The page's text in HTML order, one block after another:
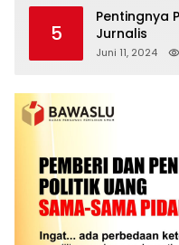
5
Pentingnya
Jurnalis
Juni 11, 2024